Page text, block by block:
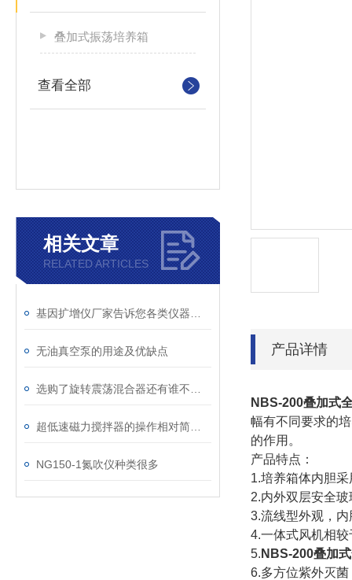
叠加式振荡培养箱
查看全部
相关文章
RELATED ARTICLES
无油真空泵的用途及优缺点
NG150-1氮吹仪种类很多
产品详情
NBS-200叠加式
幅有不同要求的
的作用。
产品特点：
1.培养箱体内胆
2.内外双层安全
3.流线型外观，
4.一体式风机相
5. NBS-200叠加
6.多方位紫外灭